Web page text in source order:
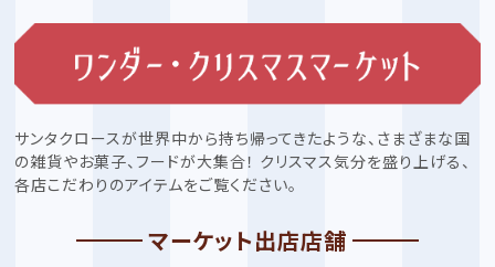
サンタクロースが世界中から持ち帰ってきたような、さまざまな国
の雑貨やお菓子、フードが大集合！ クリスマス気分を盛り上げる、
各店こだわりのアイテムをご覧ください。
マーケット出店店舗